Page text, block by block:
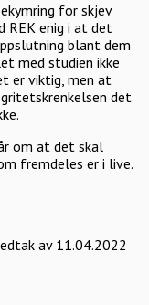
for skjev
REK enig i at det
blant dem
med studien ikke
er viktig, men at
det
om at det skal
fremdeles er i live.
av 11.04.2022